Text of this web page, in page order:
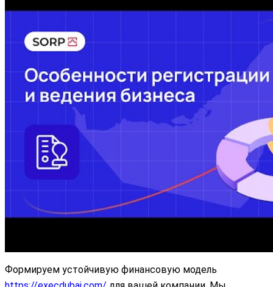
Формируем устойчивую финансовую модель